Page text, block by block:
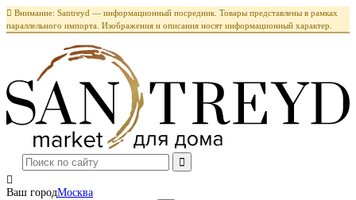
 Внимание: Santreyd — информационный посредник. Товары представлены в рамках
параллельного импорта. Изображения и описания носят информационный характер.

Ваш городМосква